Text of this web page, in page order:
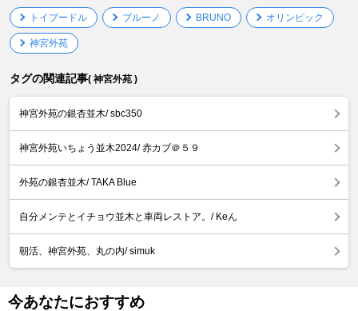
トイプードル ブルーノ BRUNO オリンピック
神宮外苑
タグの関連記事( 神宮外苑 )
神宮外苑の銀杏並木/ sbc350
神宮外苑いちょう並木2024/ 赤カブ＠５９
外苑の銀杏並木/ TAKA Blue
自分メンテとイチョウ並木と車両レストア。/ Keん
朝活、神宮外苑、丸の内/ simuk
今あなたにおすすめ